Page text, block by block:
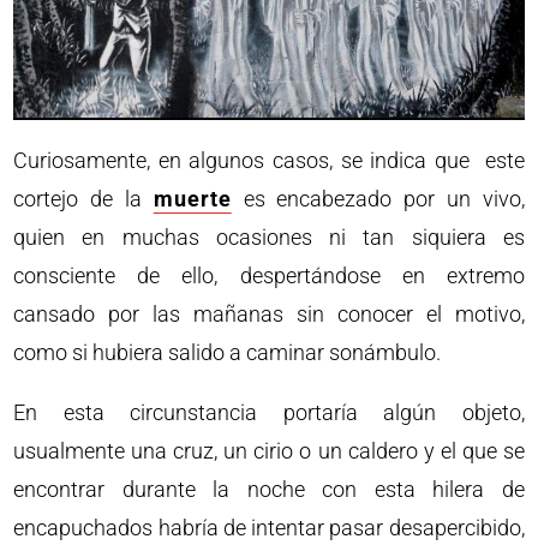
Curiosamente, en algunos casos, se indica que este
cortejo de la muerte es encabezado por un vivo,
quien en muchas ocasiones ni tan siquiera es
consciente de ello, despertándose en extremo
cansado por las mañanas sin conocer el motivo,
como si hubiera salido a caminar sonámbulo.
En esta circunstancia portaría algún objeto,
usualmente una cruz, un cirio o un caldero y el que se
encontrar durante la noche con esta hilera de
encapuchados habría de intentar pasar desapercibido,